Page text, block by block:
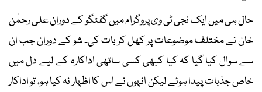
حال ہی میں ایک نجی ٹی وی پروگرام میں گفتگو کے دوران علی رحمٰن
خان نے مختلف موضوعات پر کھل کر بات کی۔ شو کے دوران جب ان
سے سوال کیا گیا کہ کیا کبھی کسی ساتھی اداکارہ کے لیے دل میں
خاص جذبات پیدا ہوئے لیکن انہوں نے اس کا اظہار نہ کیا ہو، تو اداکار